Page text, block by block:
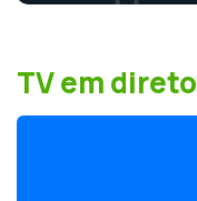
TV em direto